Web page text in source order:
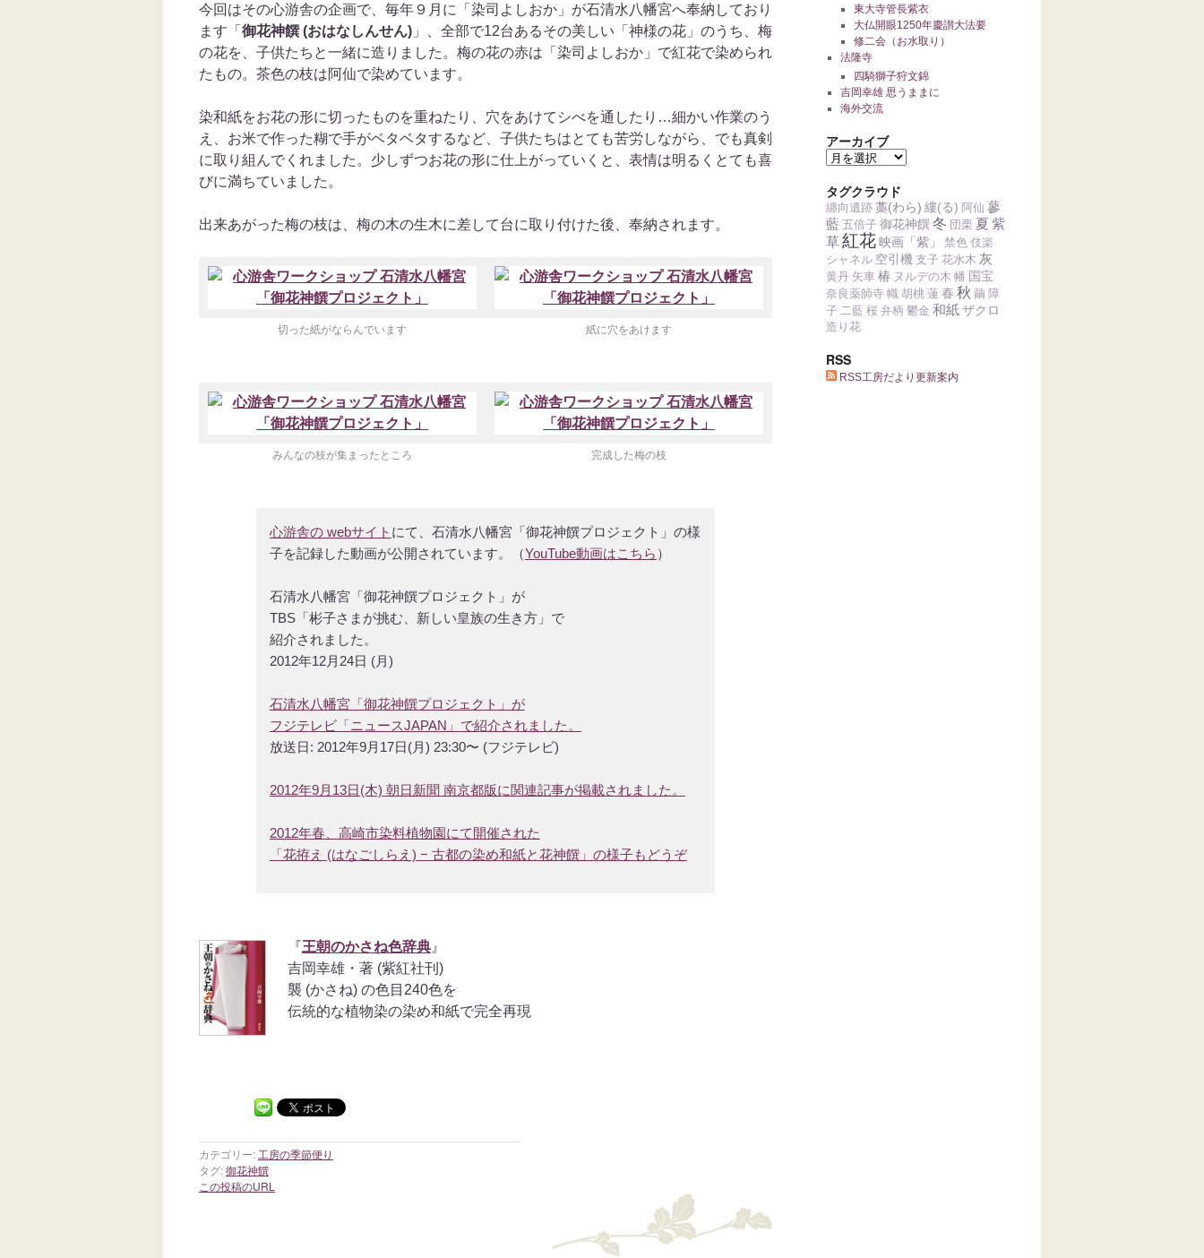
今回はその心游舎の企画で、毎年９月に「染司よしおか」が石清水八幡宮へ奉納しており
ます「 御花神饌 (おはなしんせん) 」、全部で12台あるその美しい「神様の花」のうち、梅
の花を、子供たちと一緒に造りました。梅の花の赤は「染司よしおか」で紅花で染められ
たもの。茶色の枝は阿仙で染めています。
染和紙をお花の形に切ったものを重ねたり、穴をあけてシべを通したり…細かい作業のう
え、お米で作った糊で手がベタベタするなど、子供たちはとても苦労しながら、でも真剣
に取り組んでくれました。少しずつお花の形に仕上がっていくと、表情は明るくとても喜
びに満ちていました。
出来あがった梅の枝は、梅の木の生木に差して台に取り付けた後、奉納されます。
切った紙がならんでいます 紙に穴をあけます
みんなの枝が集まったところ 完成した梅の枝
心游舎の webサイト にて、石清水八幡宮「御花神饌プロジェクト」の様
子を記録した動画が公開されています。（YouTube動画はこちら ）
石清水八幡宮「御花神饌プロジェクト」が
TBS「彬子さまが挑む、新しい皇族の生き方」で
紹介されました。
2012年12月24日 (月)
石清水八幡宮「御花神饌プロジェクト」が
フジテレビ「ニュースJAPAN」で紹介されました。
放送日: 2012年9月17日(月) 23:30〜 (フジテレビ)
2012年9月13日(木) 朝日新聞 南京都版に関連記事が掲載されました。
2012年春、高崎市染料植物園にて開催された
「花拵え (はなごしらえ) − 古都の染め和紙と花神饌」の様子もどうぞ
『王朝のかさね色辞典 』
吉岡幸雄・著 (紫紅社刊)
襲 (かさね) の色目240色を
伝統的な植物染の染め和紙で完全再現
カテゴリー: 工房の季節便り
タグ:御花神饌
この投稿のURL
東大寺管長紫衣
大仏開眼1250年慶讃大法要
修二会（お水取り）
法隆寺
四騎獅子狩文錦
吉岡幸雄 思うままに
海外交流
アーカイブ
タグクラウド
纏向遺跡 藁(わら) 縷(る) 阿仙 蓼
藍 五倍子 御花神饌冬 団栗 夏 紫
草紅花映画「紫」 禁色 伎楽
シャネル 空引機 支子 花水木 灰
黄丹 矢車 椿 ヌルデの木 幡 国宝
奈良薬師寺 幟 胡桃 蓮 春 秋 繭 障
子 二藍 桜 弁柄 鬱金 和紙ザクロ
造り花
RSS
RSS工房だより更新案内